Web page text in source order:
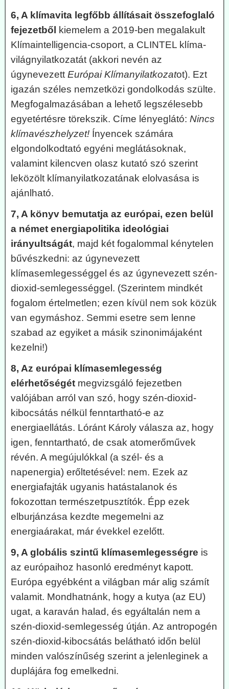
6, A klímavita legfőbb állításait összefoglaló
fejezetből kiemelem a 2019-ben megalakult
Klímaintelligencia-csoport, a CLINTEL klíma-
világnyilatkozatát (akkori nevén az
úgynevezett Európai Klímanyilatkozatot). Ezt
igazán széles nemzetközi gondolkodás szülte.
Megfogalmazásában a lehető legszélesebb
egyetértésre törekszik. Címe lényeglátó: Nincs
klímavészhelyzet! Ínyencek számára
elgondolkodtató egyéni meglátásoknak,
valamint kilencven olasz kutató szó szerint
leközölt klímanyilatkozatának elolvasása is
ajánlható.
7, A könyv bemutatja az európai, ezen belül
a német energiapolitika ideológiai
irányultságát, majd két fogalommal kénytelen
bűvészkedni: az úgynevezett
klímasemlegességgel és az úgynevezett szén-
dioxid-semlegességgel. (Szerintem mindkét
fogalom értelmetlen; ezen kívül nem sok közük
van egymáshoz. Semmi esetre sem lenne
szabad az egyiket a másik szinonimájaként
kezelni!)
8, Az európai klímasemlegesség
elérhetőségét megvizsgáló fejezetben
valójában arról van szó, hogy szén-dioxid-
kibocsátás nélkül fenntartható-e az
energiaellátás. Lóránt Károly válasza az, hogy
igen, fenntartható, de csak atomerőművek
révén. A megújulókkal (a szél- és a
napenergia) erőltetésével: nem. Ezek az
energiafajták ugyanis hatástalanok és
fokozottan természetpusztítók. Épp ezek
elburjánzása kezdte megemelni az
energiaárakat, már évekkel ezelőtt.
9, A globális szintű klímasemlegességre is
az európaihoz hasonló eredményt kapott.
Európa egyébként a világban már alig számít
valamit. Mondhatnánk, hogy a kutya (az EU)
ugat, a karaván halad, és egyáltalán nem a
szén-dioxid-semlegesség útján. Az antropogén
szén-dioxid-kibocsátás belátható időn belül
minden valószínűség szerint a jelenleginek a
duplájára fog emelkedni.